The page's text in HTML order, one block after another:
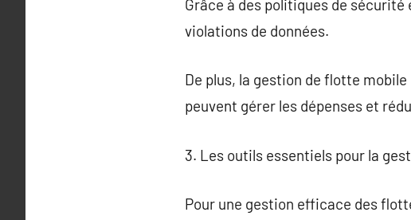
Grâce à des politiques de
violations de données.
De plus, la gestion de flotte
peuvent gérer les dépenses et
3. Les outils essentiels pour la
Pour une gestion efficace des